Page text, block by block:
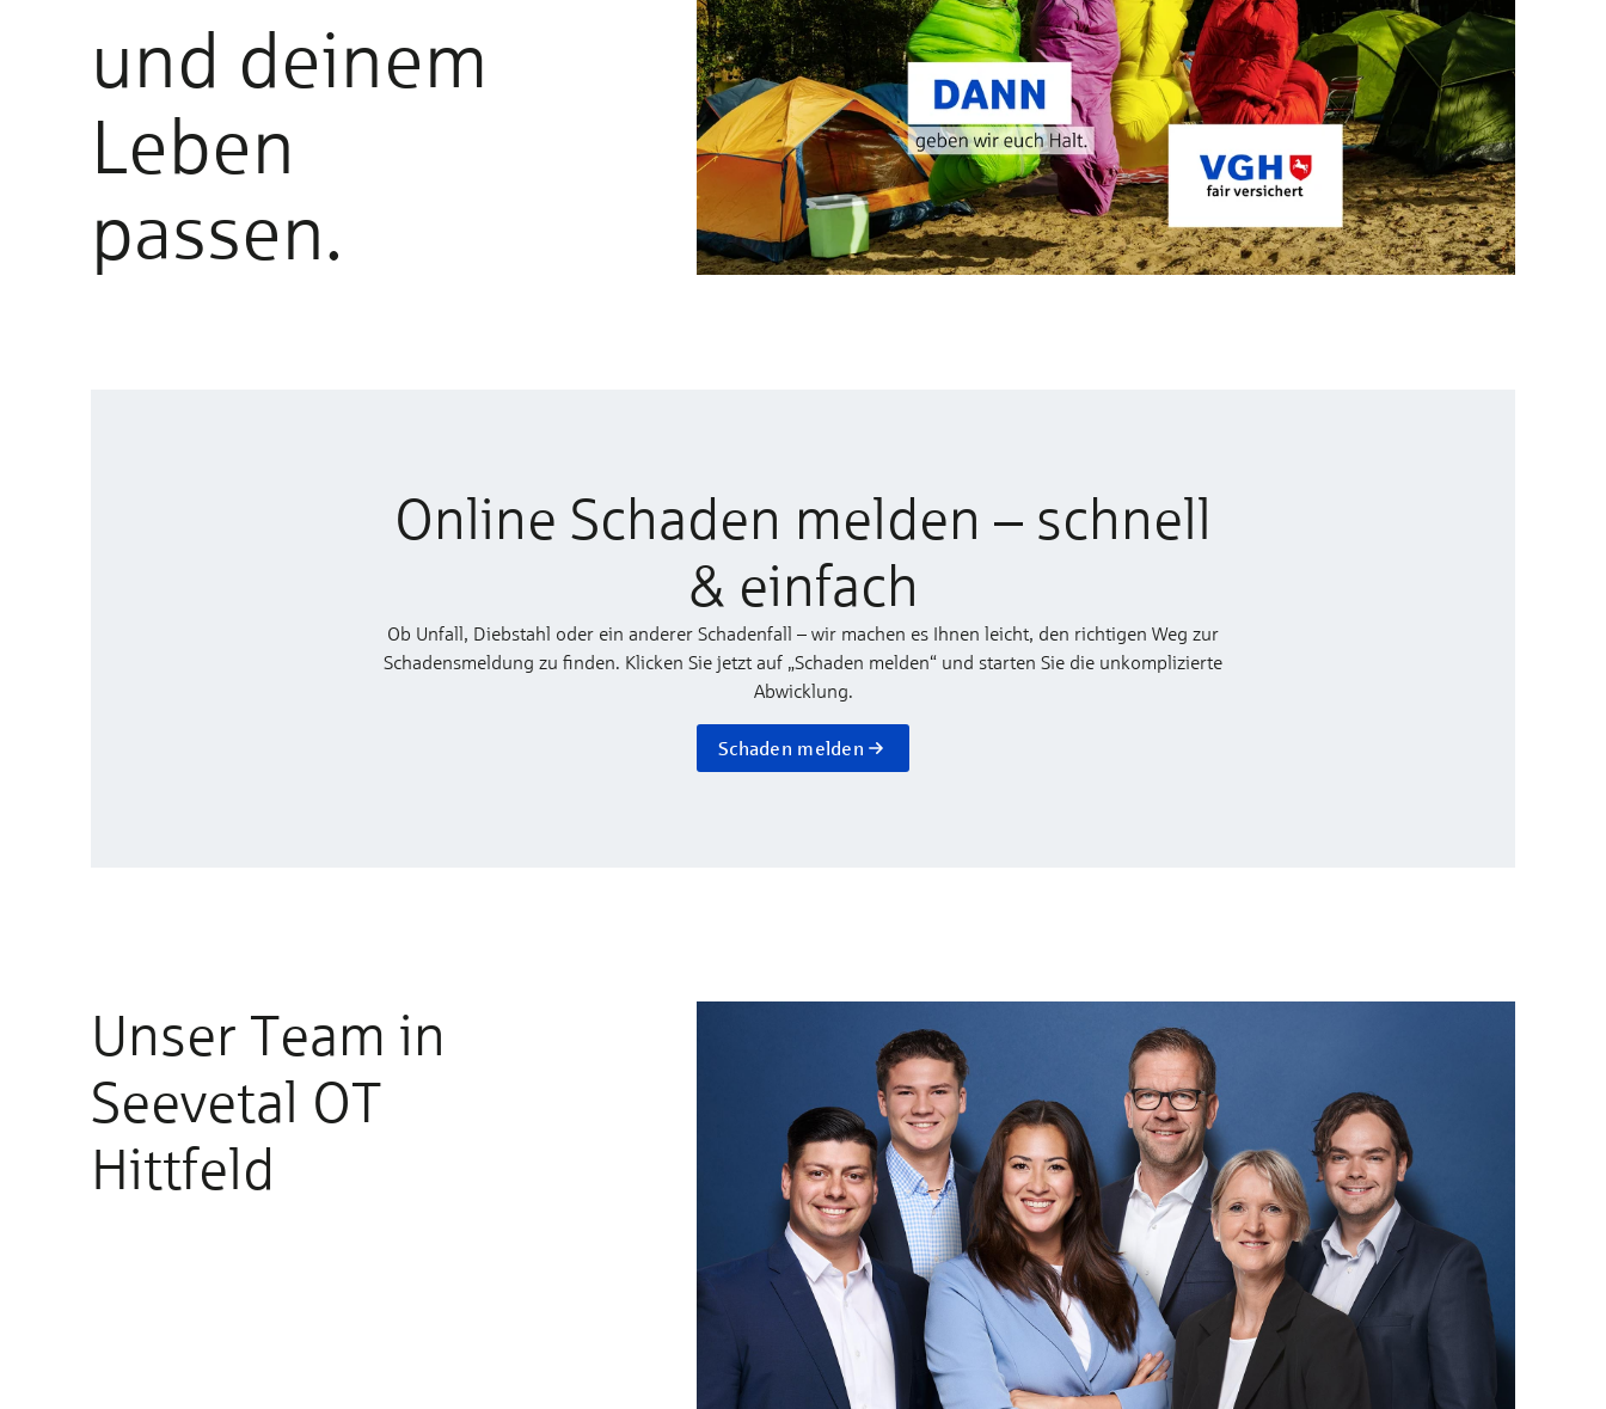
und deinem
Leben
passen.
Online Schaden melden – schnell
& einfach
Ob Unfall, Diebstahl oder ein anderer Schadenfall – wir machen es Ihnen leicht, den richtigen Weg zur
Schadensmeldung zu finden. Klicken Sie jetzt auf „Schaden melden“ und starten Sie die unkomplizierte
Abwicklung.
Schaden melden
Unser Team in
Seevetal OT
Hittfeld